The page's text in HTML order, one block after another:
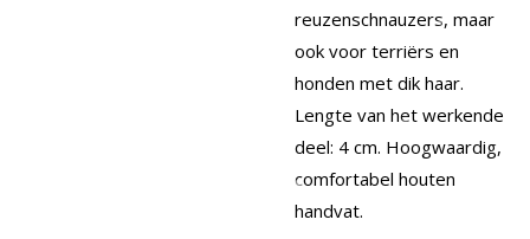
reuzenschnauzers, maar
ook voor terriërs en
honden met dik haar.
Lengte van het werkende
deel: 4 cm. Hoogwaardig,
comfortabel houten
handvat.